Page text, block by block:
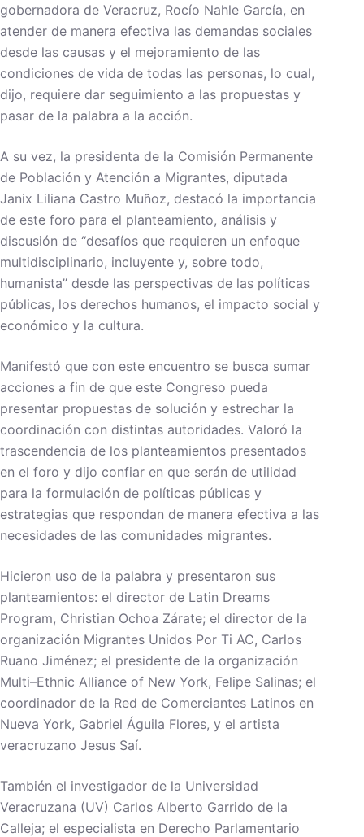
gobernadora de Veracruz, Rocío Nahle García, en
atender de manera efectiva las demandas sociales
desde las causas y el mejoramiento de las
condiciones de vida de todas las personas, lo cual,
dijo, requiere dar seguimiento a las propuestas y
pasar de la palabra a la acción.
A su vez, la presidenta de la Comisión Permanente
de Población y Atención a Migrantes, diputada
Janix Liliana Castro Muñoz, destacó la importancia
de este foro para el planteamiento, análisis y
discusión de “desafíos que requieren un enfoque
multidisciplinario, incluyente y, sobre todo,
humanista” desde las perspectivas de las políticas
públicas, los derechos humanos, el impacto social y
económico y la cultura.
Manifestó que con este encuentro se busca sumar
acciones a fin de que este Congreso pueda
presentar propuestas de solución y estrechar la
coordinación con distintas autoridades. Valoró la
trascendencia de los planteamientos presentados
en el foro y dijo confiar en que serán de utilidad
para la formulación de políticas públicas y
estrategias que respondan de manera efectiva a las
necesidades de las comunidades migrantes.
Hicieron uso de la palabra y presentaron sus
planteamientos: el director de Latin Dreams
Program, Christian Ochoa Zárate; el director de la
organización Migrantes Unidos Por Ti AC, Carlos
Ruano Jiménez; el presidente de la organización
Multi–Ethnic Alliance of New York, Felipe Salinas; el
coordinador de la Red de Comerciantes Latinos en
Nueva York, Gabriel Águila Flores, y el artista
veracruzano Jesus Saí.
También el investigador de la Universidad
Veracruzana (UV) Carlos Alberto Garrido de la
Calleja; el especialista en Derecho Parlamentario